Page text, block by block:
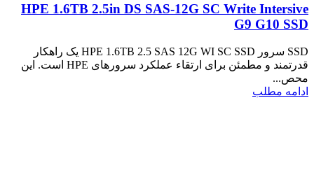
HPE 1.6TB 2.5in DS SAS-12G SC Write Intersive
G9 G10 SSD
SSD سرور HPE 1.6TB 2.5 SAS 12G WI SC SSD یک راهکار
قدرتمند و مطمئن برای ارتقاء عملکرد سرورهای HPE است. این
محص...
ادامه مطلب